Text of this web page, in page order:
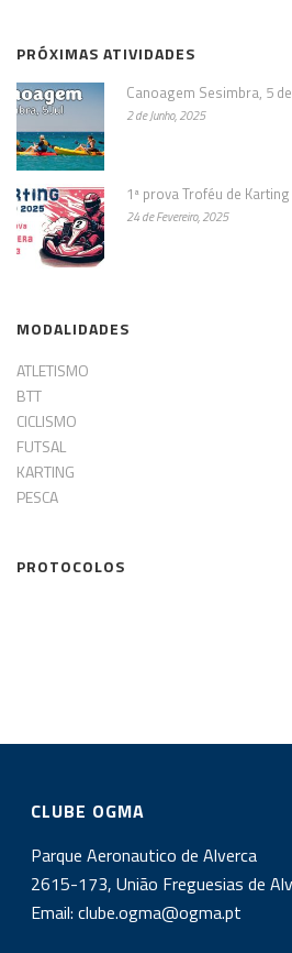
PRÓXIMAS ATIVIDADES
Canoagem Sesimbra, 5
2 de Junho, 2025
1ª prova Troféu de
24 de Fevereiro, 2025
MODALIDADES
ATLETISMO
BTT
CICLISMO
FUTSAL
KARTING
PESCA
PROTOCOLOS
CLUBE OGMA
Parque Aeronautico de Alverca
2615-173, União Freguesias de
Email:clube.ogma@ogma.pt